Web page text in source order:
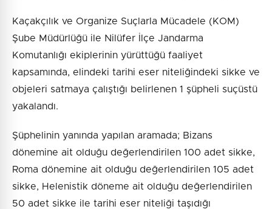
Kaçakçılık ve Organize Suçlarla Mücadele (KOM)
Şube Müdürlüğü ile Nilüfer İlçe Jandarma
Komutanlığı ekiplerinin yürüttüğü faaliyet
kapsamında, elindeki tarihi eser niteliğindeki sikke ve
objeleri satmaya çalıştığı belirlenen 1 şüpheli suçüstü
yakalandı.
Şüphelinin yanında yapılan aramada; Bizans
dönemine ait olduğu değerlendirilen 100 adet sikke,
Roma dönemine ait olduğu değerlendirilen 105 adet
sikke, Helenistik döneme ait olduğu değerlendirilen
50 adet sikke ile tarihi eser niteliği taşıdığı